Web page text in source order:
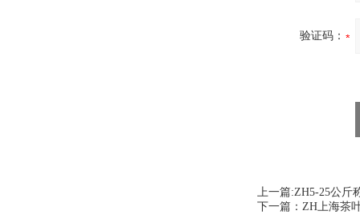
验证码：
上一篇:ZH5-25公斤
下一篇： ZH上海茶